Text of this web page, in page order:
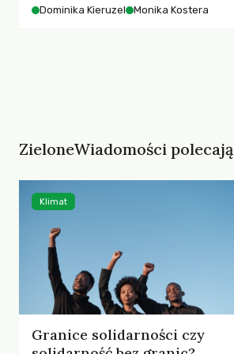
współczesnego miasta.
Dominika Kieruzel Monika Kostera
ZieloneWiadomości polecają
Granice solidarności czy
Klimat